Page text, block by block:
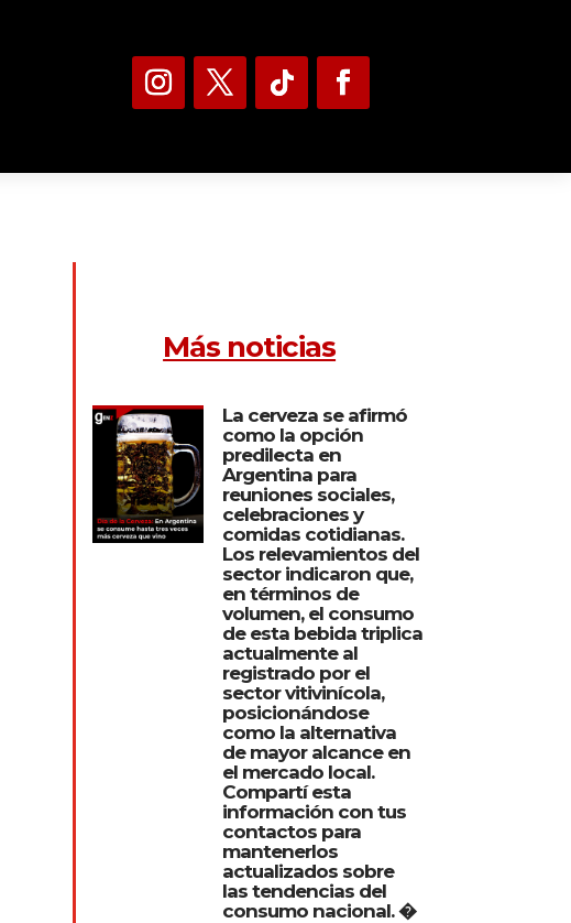
Más noticias
La cerveza se afirmó
como la opción
predilecta en
Argentina para
reuniones sociales,
celebraciones y
comidas cotidianas.
Los relevamientos del
sector indicaron que,
en términos de
volumen, el consumo
de esta bebida triplica
actualmente al
registrado por el
sector vitivinícola,
posicionándose
como la alternativa
de mayor alcance en
el mercado local.
Compartí esta
información con tus
contactos para
mantenerlos
actualizados sobre
las tendencias del
consumo nacional. �